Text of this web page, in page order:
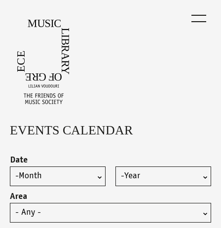
Back
EVENTS CALENDAR
Date
Month
Year
Area